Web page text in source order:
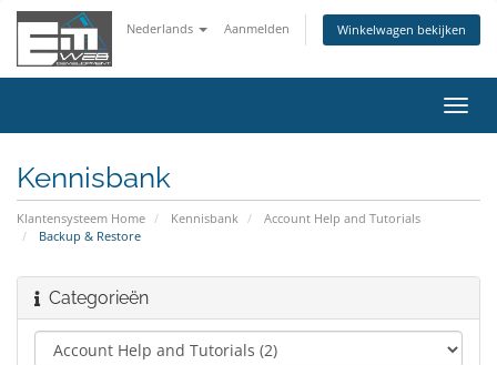
Nederlands Aanmelden Winkelwagen bekijken
in-/
Kennisbank
Klantensysteem Home Kennisbank
Account Help and Tutorials
Backup & Restore
Categorieën